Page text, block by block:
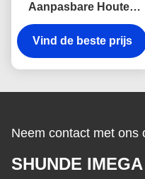
Aanpasbare Houten
Sleutelhanger
Gravering 2-10mm Dikte
Vind de beste prijs
Neem contact met ons
SHUNDE